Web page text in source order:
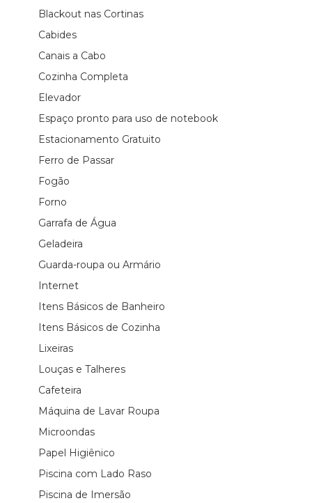
Blackout nas Cortinas
Cabides
Canais a Cabo
Cozinha Completa
Elevador
Espaço pronto para uso de notebook
Estacionamento Gratuito
Ferro de Passar
Fogão
Forno
Garrafa de Água
Geladeira
Guarda-roupa ou Armário
Internet
Itens Básicos de Banheiro
Itens Básicos de Cozinha
Lixeiras
Louças e Talheres
Cafeteira
Máquina de Lavar Roupa
Microondas
Papel Higiênico
Piscina com Lado Raso
Piscina de Imersão